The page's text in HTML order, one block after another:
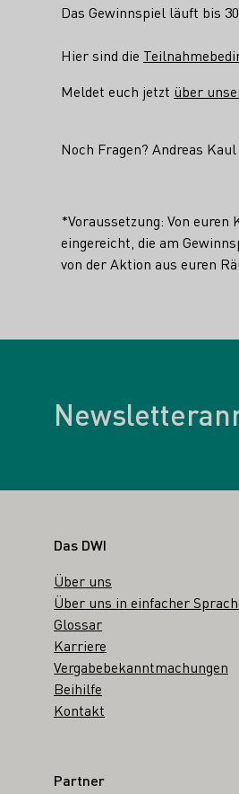
Das Gewinnspiel läuft bis
Hier sind die
Meldet euch jetzt über
Noch Fragen? Andreas
*Voraussetzung: Von
eingereicht, die am
von der Aktion aus euren
Fußbereich
Das DWI
Über uns
Über uns in einfacher
Glossar
Karriere
Vergabebekanntmachungen
Beihilfe
Kontakt
Partner